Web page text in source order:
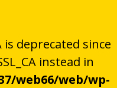
is deprecated since
instead in
web66/web/wp-